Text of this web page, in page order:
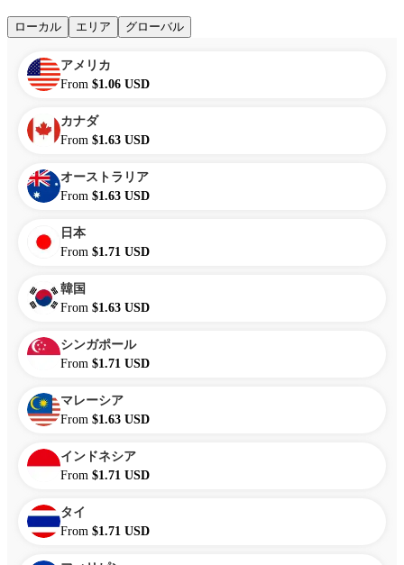
ローカル エリア グローバル
アメリカ
From $1.06 USD
カナダ
From $1.63 USD
オーストラリア
From $1.63 USD
日本
From $1.71 USD
韓国
From $1.63 USD
シンガポール
From $1.71 USD
マレーシア
From $1.63 USD
インドネシア
From $1.71 USD
タイ
From $1.71 USD